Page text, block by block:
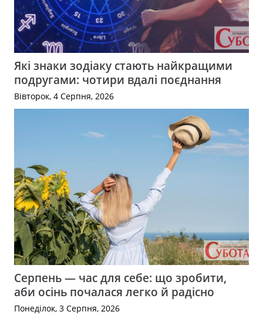
Які знаки зодіаку стають найкращими
подругами: чотири вдалі поєднання
Вівторок, 4 Серпня, 2026
Серпень — час для себе: що зробити,
аби осінь почалася легко й радісно
Понеділок, 3 Серпня, 2026